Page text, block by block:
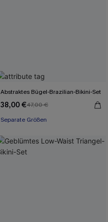
Abstraktes Bügel-Brazilian-Bikini-Set
38,00 €47,00 €
Separate Größen